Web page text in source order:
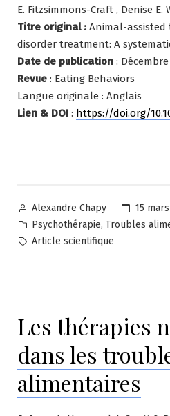
E. Fitzsimmons-Craft , Denise E.
Titre original : Animal-
disorder treatment: A
Date de publication : Décembre
Revue : Eating Behaviors
Langue originale : Anglais
Lien & DOI : https://doi.org/
Posted
by
Alexandre Chapy
15
Posted
in
Psychothérapie, Troubles
Tags:
Article scientifique
Les thérapies
dans les
alimentaires